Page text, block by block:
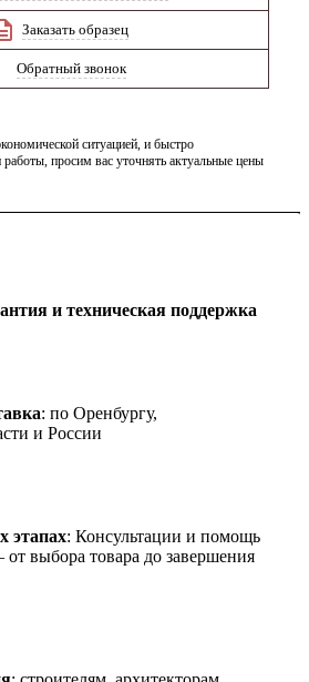
Заказать образец
Обратный звонок
ситуацией, и быстро
просим вас уточнять актуальные цены
и техническая поддержка
: по Оренбургу,
и России
этапах: Консультации и помощь
выбора товара до завершения